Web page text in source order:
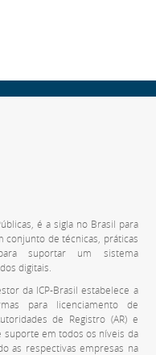
é a sigla no Brasil para
conjunto de técnicas, práticas
suportar um sistema
digitais.
da ICP-Brasil estabelece a
para licenciamento de
de Registro (AR) e
em todos os níveis da
as respectivas empresas na